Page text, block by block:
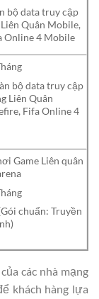
bộ data truy cập
Quân Mobile,
Online 4 Mobile
bộ data truy cập
Liên Quân
Fifa Online 4
Game Liên quân
chuẩn: Truyền
các nhà mạng
khách hàng lựa